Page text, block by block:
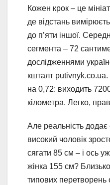
Кожен крок – це
де відстань
до п’яти іншої.
сегмента – 72
дослідженнями
кшталт
на 0,72: виходить
кілометра. Легко,
Але реальність
високий чоловік
сягати 85 см – і ось
жінка 155 см?
типових